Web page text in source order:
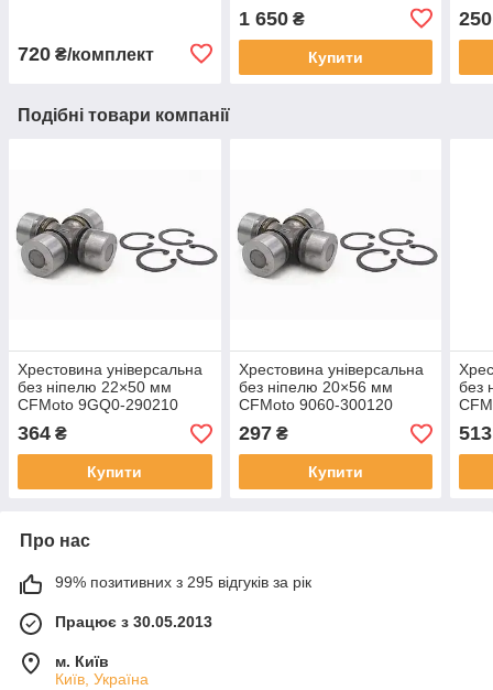
720 ₴/комплект
1 650₴
Купити
250
Подібні товари компанії
Хрестовина універсальна
без ніпелю 22×50 мм
CFMoto 9GQ0-290210
364 ₴
Купити
Хрестовина універсальна
без ніпелю 20×56 мм
CFMoto 9060-300120
297₴
Купити
без
513
Про нас
99% позитивних з 295 відгуків за рік
Працює з 30.05.2013
м. Київ
Київ, Україна